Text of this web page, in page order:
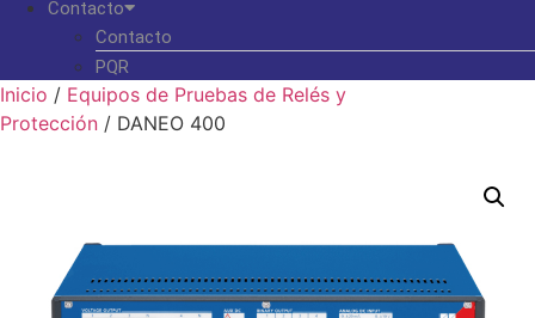
Contacto
Contacto
PQR
Inicio / Equipos de Pruebas de Relés y
Protección / DANEO 400